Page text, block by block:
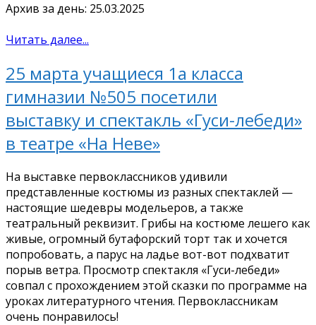
Архив за день: 25.03.2025
Читать далее...
25 марта учащиеся 1а класса
гимназии №505 посетили
выставку и спектакль «Гуси-лебеди»
в театре «На Неве»
На выставке первоклассников удивили
представленные костюмы из разных спектаклей —
настоящие шедевры модельеров, а также
театральный реквизит. Грибы на костюме лешего как
живые, огромный бутафорский торт так и хочется
попробовать, а парус на ладье вот-вот подхватит
порыв ветра. Просмотр спектакля «Гуси-лебеди»
совпал с прохождением этой сказки по программе на
уроках литературного чтения. Первоклассникам
очень понравилось!